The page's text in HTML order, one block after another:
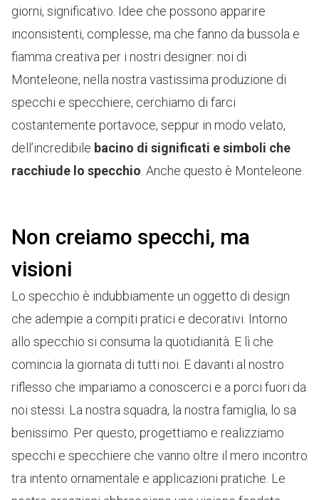
giorni, significativo. Idee che possono apparire
inconsistenti, complesse, ma che fanno da bussola e
fiamma creativa per i nostri designer: noi di
Monteleone, nella nostra vastissima produzione di
specchi e specchiere, cerchiamo di farci
costantemente portavoce, seppur in modo velato,
dell’incredibile bacino di significati e simboli che
racchiude lo specchio . Anche questo è Monteleone.
Non creiamo specchi, ma
visioni
Lo specchio è indubbiamente un oggetto di design
che adempie a compiti pratici e decorativi. Intorno
allo specchio si consuma la quotidianità. E lì che
comincia la giornata di tutti noi. E davanti al nostro
riflesso che impariamo a conoscerci e a porci fuori da
noi stessi. La nostra squadra, la nostra famiglia, lo sa
benissimo. Per questo, progettiamo e realizziamo
specchi e specchiere che vanno oltre il mero incontro
tra intento ornamentale e applicazioni pratiche. Le